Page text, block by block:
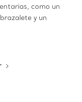
como un
y un